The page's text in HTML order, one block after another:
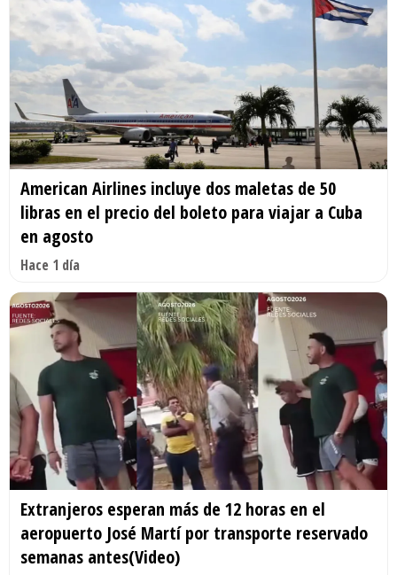
American Airlines incluye dos maletas de 50
libras en el precio del boleto para viajar a Cuba
en agosto
Hace 1 día
Extranjeros esperan más de 12 horas en el
aeropuerto José Martí por transporte reservado
semanas antes(Video)